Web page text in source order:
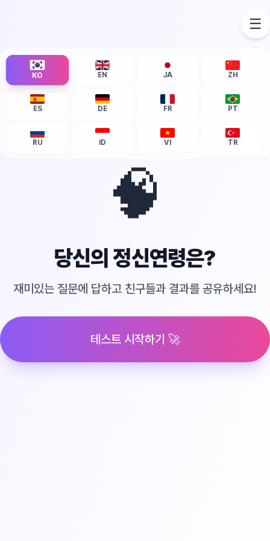
☰
KO EN JA ZH
ES DE FR PT
RU ID VI TR
🧠
당신의 정신연령은?
재미있는 질문에 답하고 친구들과 결과를 공유하세요!
테스트 시작하기 🚀